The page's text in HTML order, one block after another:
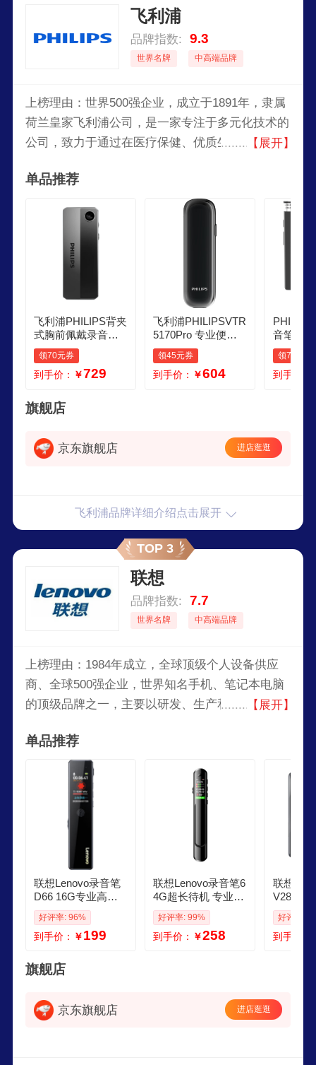
飞利浦
品牌指数: 9.3
世界名牌 中高端品牌
上榜理由：世界500强企业，成立于1891年，隶属
荷兰皇家飞利浦公司，是一家专注于多元化技术的
公司，致力于通过在医疗保健、优质生活和照明领
在心脏监护、紧急护理与家庭医疗保健、节能照明
解决方案与新型照明应用以及网络线材、男性剃须
和仪容产品、口腔护理产品等方面。
【展开】
单品推荐
飞利浦PHILIPS背夹
式胸前佩戴录音笔V
TR8001专业录音录
像笔128G降噪高清
取证摄像头户外便
设备
领70元券
到手价： ￥729
飞利浦PHILIPSVTR
5170Pro 专业便携
录音笔 一键录音高
清降噪智能语音转
文本 64G
领45元券
到手价： ￥604
音笔
本机语
习会议
能降噪
领70元券
到手价：
旗舰店
京东旗舰店 进店逛逛
飞利浦品牌详细介绍点击展开
TOP 3
联想
品牌指数: 7.7
世界名牌 中高端品牌
上榜理由：1984年成立，全球顶级个人设备供应
商、全球500强企业，世界知名手机、笔记本电脑
的顶级品牌之一，主要以研发、生产和销售电子产
脑周边配备，服务器，工作站，存储设备和IT管理
【展开】
单品推荐
联想Lenovo录音笔
D66 16G专业高清
降噪远距声控录音
器超长待机学生学
习商务采访会议培
好评率: 96%
到手价： ￥199
联想Lenovo录音笔6
4G超长待机 专业高
清录音设备 远距声
控降噪便携录音器
律师学生学习商务
好评率: 99%
到手价： ￥258
联想
V28
牙HIFI
身听学
好评率:
到手价：
旗舰店
京东旗舰店 进店逛逛